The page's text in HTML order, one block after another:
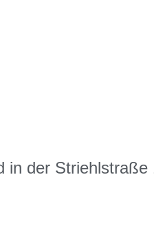
der Striehlstraße